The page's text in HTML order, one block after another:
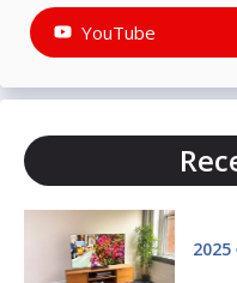
YouTube
2025